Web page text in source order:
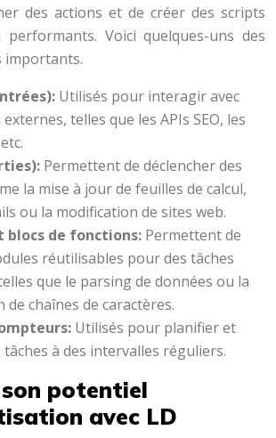
des actions et de créer des scripts
performants. Voici quelques-uns des
importants.
Utilisés pour interagir avec
telles que les APIs SEO, les
Permettent de déclencher des
la mise à jour de feuilles de calcul,
ou la modification de sites web.
blocs de fonctions: Permettent de
réutilisables pour des tâches
que le parsing de données ou la
chaînes de caractères.
Utilisés pour planifier et
tâches à des intervalles réguliers.
son potentiel
avec LD